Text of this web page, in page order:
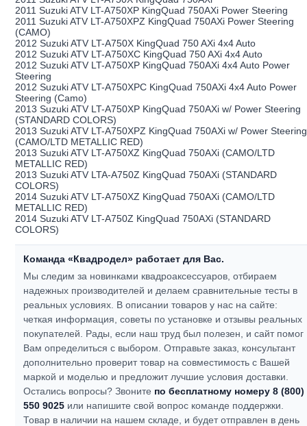
2011 Suzuki ATV LT-A750XP KingQuad 750AXi Power Steering
2011 Suzuki ATV LT-A750XPZ KingQuad 750AXi Power Steering
(CAMO)
2012 Suzuki ATV LT-A750X KingQuad 750 AXi 4x4 Auto
2012 Suzuki ATV LT-A750XC KingQuad 750 AXi 4x4 Auto
2012 Suzuki ATV LT-A750XP KingQuad 750AXi 4x4 Auto Power
Steering
2012 Suzuki ATV LT-A750XPC KingQuad 750AXi 4x4 Auto Power
Steering (Camo)
2013 Suzuki ATV LT-A750XP KingQuad 750AXi w/ Power Steering
(STANDARD COLORS)
2013 Suzuki ATV LT-A750XPZ KingQuad 750AXi w/ Power Steering
(CAMO/LTD METALLIC RED)
2013 Suzuki ATV LT-A750XZ KingQuad 750AXi (CAMO/LTD
METALLIC RED)
2013 Suzuki ATV LTA-A750Z KingQuad 750AXi (STANDARD
COLORS)
2014 Suzuki ATV LT-A750XZ KingQuad 750AXi (CAMO/LTD
METALLIC RED)
2014 Suzuki ATV LT-A750Z KingQuad 750AXi (STANDARD
COLORS)
Команда «Квадродел» работает для Вас.
Мы следим за новинками квадроаксессуаров, отбираем
надежных производителей и делаем сравнительные тесты в
реальных условиях. В описании товаров у нас на сайте:
четкая информация, советы по установке и отзывы реальных
покупателей. Рады, если наш труд был полезен, и сайт помог
Вам определиться с выбором.Отправьте заказ, консультант
дополнительно проверит товар на совместимость с Вашей
маркой и моделью и предложит лучшие условия доставки.
Остались вопросы? Звоните по бесплатному номеру 8 (800)
550 9025 или напишите свой вопрос команде поддержки.
Товар в наличии на нашем складе, и будет отправлен в день